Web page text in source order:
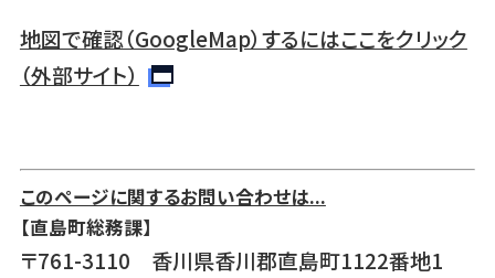
地図で確認（GoogleMap）するにはここをクリック
（外部サイト）
このページに関するお問い合わせは...
【直島町総務課】
〒761-3110 香川県香川郡直島町1122番地1